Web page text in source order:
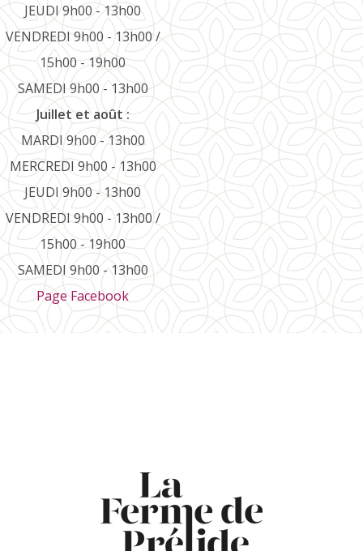
JEUDI 9h00 - 13h00
VENDREDI 9h00 - 13h00 /
15h00 - 19h00
SAMEDI 9h00 - 13h00
Juillet et août :
MARDI 9h00 - 13h00
MERCREDI 9h00 - 13h00
JEUDI 9h00 - 13h00
VENDREDI 9h00 - 13h00 /
15h00 - 19h00
SAMEDI 9h00 - 13h00
Page Facebook